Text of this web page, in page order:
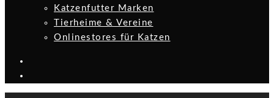
Katzenfutter Marken
Tierheime & Vereine
Onlinestores für Katzen